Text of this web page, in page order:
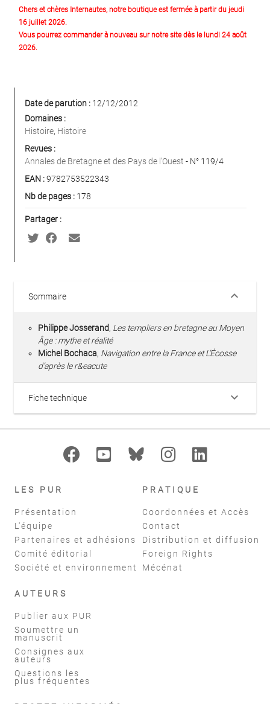
Chers et chères Internautes, notre boutique est fermée à partir du jeudi
16 juillet 2026.
Vous pourrez commander à nouveau sur notre site dès le lundi 24 août
2026.
Date de parution : 12/12/2012
Domaines :
Histoire, Histoire
Revues :
Annales de Bretagne et des Pays de l'Ouest - N° 119/4
EAN :9782753522343
Nb de pages : 178
Partager :
Sommaire keyboard_arrow_down
Philippe Josserand, Les templiers en bretagne au Moyen
Âge : mythe et réalité
Michel Bochaca, Navigation entre la France et L’Écosse
d’après le r&eacute
Fiche technique keyboard_arrow_down
LES PUR
Présentation
L'équipe
Partenaires et adhésions
Comité éditorial
Société et environnement
PRATIQUE
Coordonnées et Accès
Contact
Distribution et diffusion
Foreign Rights
Mécénat
AUTEURS
Publier aux PUR
Soumettre un
manuscrit
Consignes aux
auteurs
Questions les
plus fréquentes